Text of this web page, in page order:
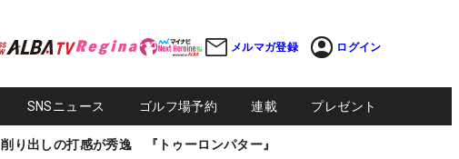
メルマガ登録 ログイン
SNSニュース ゴルフ場予約 連載 プレゼント
削り出しの打感が秀逸 『トゥーロンパター』